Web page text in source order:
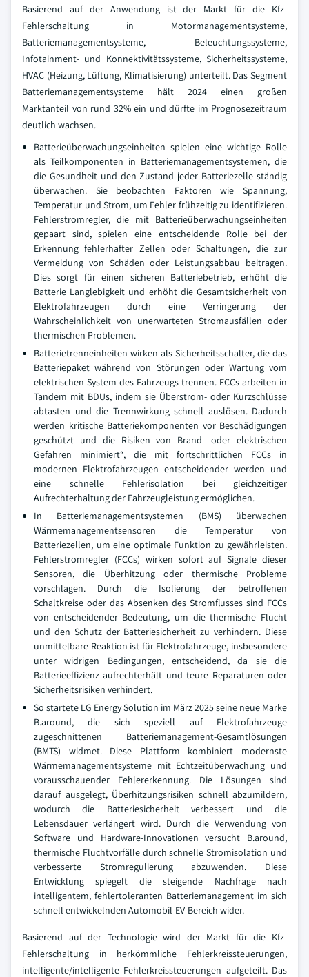
Basierend auf der Anwendung ist der Markt für die Kfz-
Fehlerschaltung in Motormanagementsysteme,
Batteriemanagementsysteme, Beleuchtungssysteme,
Infotainment- und Konnektivitätssysteme, Sicherheitssysteme,
HVAC (Heizung, Lüftung, Klimatisierung) unterteilt. Das Segment
Batteriemanagementsysteme hält 2024 einen großen
Marktanteil von rund 32% ein und dürfte im Prognosezeitraum
deutlich wachsen.
Batterieüberwachungseinheiten spielen eine wichtige Rolle
als Teilkomponenten in Batteriemanagementsystemen, die
die Gesundheit und den Zustand jeder Batteriezelle ständig
überwachen. Sie beobachten Faktoren wie Spannung,
Temperatur und Strom, um Fehler frühzeitig zu identifizieren.
Fehlerstromregler, die mit Batterieüberwachungseinheiten
gepaart sind, spielen eine entscheidende Rolle bei der
Erkennung fehlerhafter Zellen oder Schaltungen, die zur
Vermeidung von Schäden oder Leistungsabbau beitragen.
Dies sorgt für einen sicheren Batteriebetrieb, erhöht die
Batterie Langlebigkeit und erhöht die Gesamtsicherheit von
Elektrofahrzeugen durch eine Verringerung der
Wahrscheinlichkeit von unerwarteten Stromausfällen oder
thermischen Problemen.
Batterietrenneinheiten wirken als Sicherheitsschalter, die das
Batteriepaket während von Störungen oder Wartung vom
elektrischen System des Fahrzeugs trennen. FCCs arbeiten in
Tandem mit BDUs, indem sie Überstrom- oder Kurzschlüsse
abtasten und die Trennwirkung schnell auslösen. Dadurch
werden kritische Batteriekomponenten vor Beschädigungen
geschützt und die Risiken von Brand- oder elektrischen
Gefahren minimiert“, die mit fortschrittlichen FCCs in
modernen Elektrofahrzeugen entscheidender werden und
eine schnelle Fehlerisolation bei gleichzeitiger
Aufrechterhaltung der Fahrzeugleistung ermöglichen.
In Batteriemanagementsystemen (BMS) überwachen
Wärmemanagementsensoren die Temperatur von
Batteriezellen, um eine optimale Funktion zu gewährleisten.
Fehlerstromregler (FCCs) wirken sofort auf Signale dieser
Sensoren, die Überhitzung oder thermische Probleme
vorschlagen. Durch die Isolierung der betroffenen
Schaltkreise oder das Absenken des Stromflusses sind FCCs
von entscheidender Bedeutung, um die thermische Flucht
und den Schutz der Batteriesicherheit zu verhindern. Diese
unmittelbare Reaktion ist für Elektrofahrzeuge, insbesondere
unter widrigen Bedingungen, entscheidend, da sie die
Batterieeffizienz aufrechterhält und teure Reparaturen oder
Sicherheitsrisiken verhindert.
So startete LG Energy Solution im März 2025 seine neue Marke
B.around, die sich speziell auf Elektrofahrzeuge
zugeschnittenen Batteriemanagement-Gesamtlösungen
(BMTS) widmet. Diese Plattform kombiniert modernste
Wärmemanagementsysteme mit Echtzeitüberwachung und
vorausschauender Fehlererkennung. Die Lösungen sind
darauf ausgelegt, Überhitzungsrisiken schnell abzumildern,
wodurch die Batteriesicherheit verbessert und die
Lebensdauer verlängert wird. Durch die Verwendung von
Software und Hardware-Innovationen versucht B.around,
thermische Fluchtvorfälle durch schnelle Stromisolation und
verbesserte Stromregulierung abzuwenden. Diese
Entwicklung spiegelt die steigende Nachfrage nach
intelligentem, fehlertoleranten Batteriemanagement im sich
schnell entwickelnden Automobil-EV-Bereich wider.
Basierend auf der Technologie wird der Markt für die Kfz-
Fehlerschaltung in herkömmliche Fehlerkreissteuerungen,
intelligente/intelligente Fehlerkreissteuerungen aufgeteilt. Das